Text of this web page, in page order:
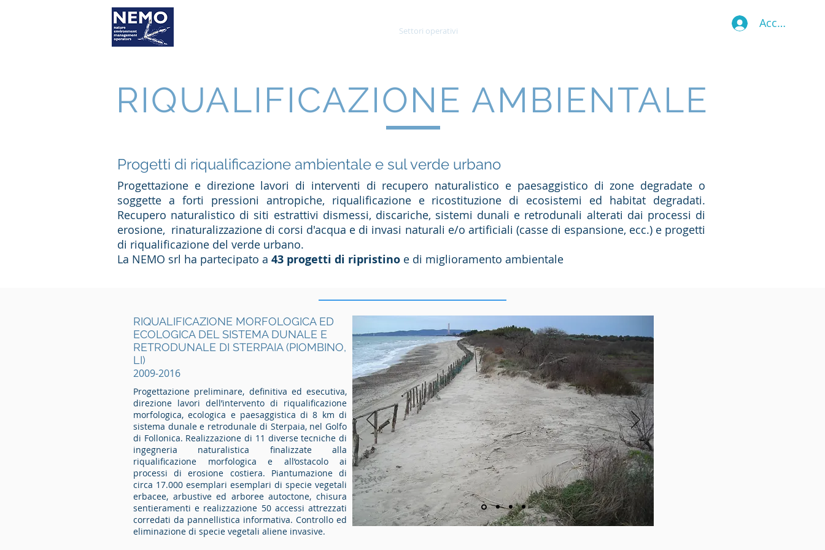
Settori operativi
Accedi
RIQUALIFICAZIONE AMBIENTALE
Progetti di riqualificazione ambientale e sul verde urbano
Progettazione e direzione lavori di interventi di recupero naturalistico e paesaggistico di zone degradate o
soggette a forti pressioni antropiche, riqualificazione e ricostituzione di ecosistemi ed habitat degradati.
Recupero naturalistico di siti estrattivi dismessi, discariche, sistemi dunali e retrodunali alterati dai processi di
erosione, rinaturalizzazione di corsi d'acqua e di invasi naturali e/o artificiali (casse di espansione, ecc.) e progetti
di riqualificazione del verde urbano.
La NEMO srl ha partecipato a 43 progetti di ripristino e di miglioramento ambientale
RIQUALIFICAZIONE MORFOLOGICA ED
ECOLOGICA DEL SISTEMA DUNALE E
RETRODUNALE DI STERPAIA (PIOMBINO,
LI)
2009-2016
Progettazione preliminare, definitiva ed esecutiva,
direzione lavori dell’intervento di riqualificazione
morfologica, ecologica e paesaggistica di 8 km di
sistema dunale e retrodunale di Sterpaia, nel Golfo
di Follonica. Realizzazione di 11 diverse tecniche di
ingegneria naturalistica finalizzate alla
riqualificazione morfologica e all’ostacolo ai
processi di erosione costiera. Piantumazione di
circa 17.000 esemplari esemplari di specie vegetali
erbacee, arbustive ed arboree autoctone, chisura
sentieramenti e realizzazione 50 accessi attrezzati
corredati da pannellistica informativa. Controllo ed
eliminazione di specie vegetali aliene invasive.